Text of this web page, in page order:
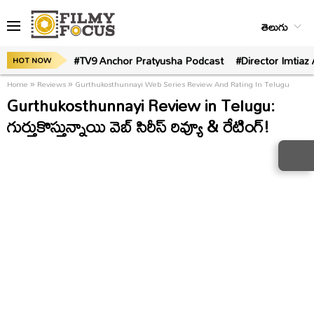
తెలుగు
HOT NOW #TV9 Anchor Pratyusha Podcast #Director
Home» Reviews» Gurthukosthunnayi Web Series Review And Rating In Telugu
Gurthukosthunnayi Review in Telugu:
గుర్తుకొస్తున్నాయి వెబ్ సిరీస్ రివ్యూ & రేటింగ్‌!